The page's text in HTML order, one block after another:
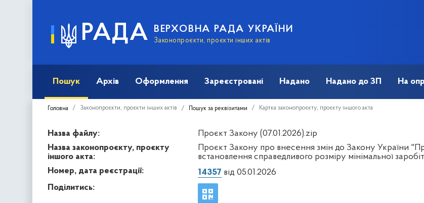
РАДА ВЕРХОВНА РАДА УКРАЇНИ
Законопроєкти, проєкти інших актів
Пошук Архів Оформлення Зареєстровані Надано Надано до ЗП На
Головна Законопроєкти, проєкти інших актів Пошук за реквізитами Картка законопроєкту, проєкту іншого акта
Назва файлу:
Проєкт Закону (07.01.2026).zip
Назва законопроєкту, проєкту
іншого акта:
Проєкт Закону про внесення змін до Закону України
встановлення справедливого розміру мінімальної
Номер, дата реєстрації:
14357 від 05.01.2026
Поділитись: